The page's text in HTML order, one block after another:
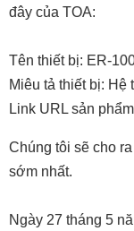
đây của TOA:
Tên thiết bị: ER-
Miêu tả thiết bị: Hệ
Link URL sản
Chúng tôi sẽ cho
sớm nhất.
Ngày 27 tháng 5